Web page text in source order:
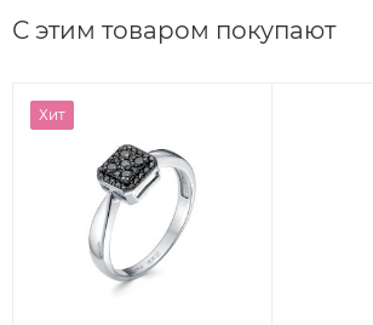
С этим товаром покупают
Хит